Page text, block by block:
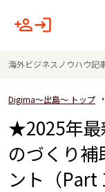
海外ビジネスノウハウ記
Digima～出島～ トップ
★2025年
のづくり補
ント（Part